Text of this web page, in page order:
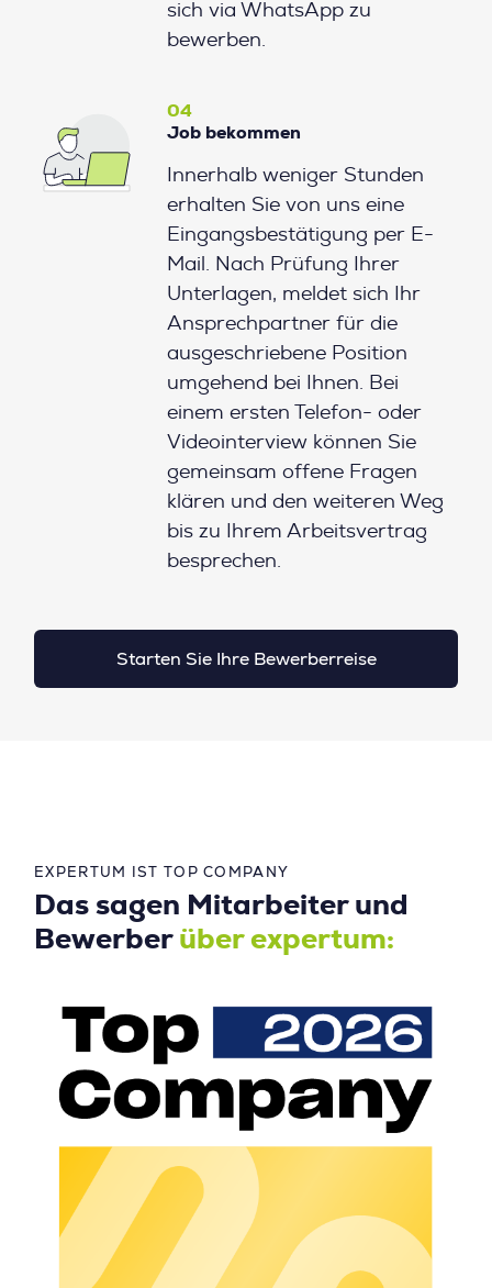
sich via WhatsApp zu
bewerben.
04
Job bekommen
Innerhalb weniger Stunden
erhalten Sie von uns eine
Eingangsbestätigung per E-
Mail. Nach Prüfung Ihrer
Unterlagen, meldet sich Ihr
Ansprechpartner für die
ausgeschriebene Position
umgehend bei Ihnen. Bei
einem ersten Telefon- oder
Videointerview können Sie
gemeinsam offene Fragen
klären und den weiteren Weg
bis zu Ihrem Arbeitsvertrag
besprechen.
Starten Sie Ihre Bewerberreise
EXPERTUM IST TOP COMPANY
Das sagen Mitarbeiter und
Bewerber über expertum: